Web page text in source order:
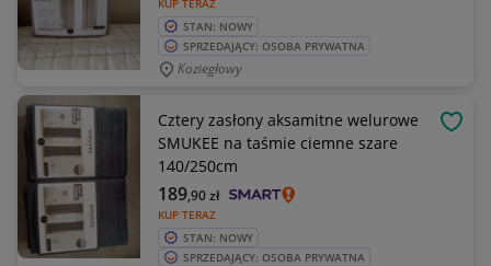
KUP TERAZ
STAN: NOWY
SPRZEDAJĄCY: OSOBA PRYWATNA
Koziegłowy
Cztery zasłony aksamitne welurowe
SMUKEE na taśmie ciemne szare
140/250cm
KUP TERAZ
189,90zł
STAN: NOWY
SPRZEDAJĄCY: OSOBA PRYWATNA